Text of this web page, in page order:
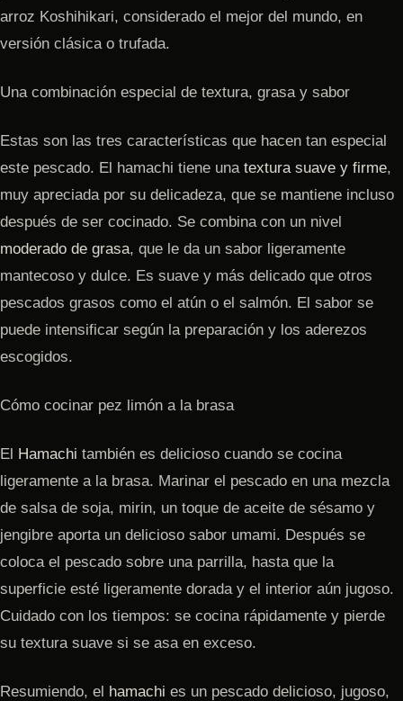
arroz Koshihikari, considerado el mejor del mundo, en
versión clásica o trufada.
Una combinación especial de textura, grasa y sabor
Estas son las tres características que hacen tan especial
este pescado. El hamachi tiene una textura suave y firme,
muy apreciada por su delicadeza, que se mantiene incluso
después de ser cocinado. Se combina con un nivel
moderado de grasa, que le da un sabor ligeramente
mantecoso y dulce. Es suave y más delicado que otros
pescados grasos como el atún o el salmón. El sabor se
puede intensificar según la preparación y los aderezos
escogidos.
Cómo cocinar pez limón a la brasa
El Hamachi también es delicioso cuando se cocina
ligeramente a la brasa. Marinar el pescado en una mezcla
de salsa de soja, mirin, un toque de aceite de sésamo y
jengibre aporta un delicioso sabor umami. Después se
coloca el pescado sobre una parrilla, hasta que la
superficie esté ligeramente dorada y el interior aún jugoso.
Cuidado con los tiempos: se cocina rápidamente y pierde
su textura suave si se asa en exceso.
Resumiendo, el hamachi es un pescado delicioso, jugoso,